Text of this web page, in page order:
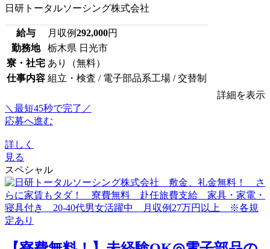
日研トータルソーシング株式会社
給与 月収例292,000円
勤務地
栃木県 日光市
寮・社宅 あり（無料）
仕事内容 組立・検査 / 電子部品系工場 / 交替制
詳細を表示
＼最短45秒で完了／
応募へ進む
詳しく
見る
スペシャル